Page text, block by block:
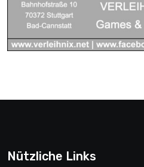
Nützliche Links